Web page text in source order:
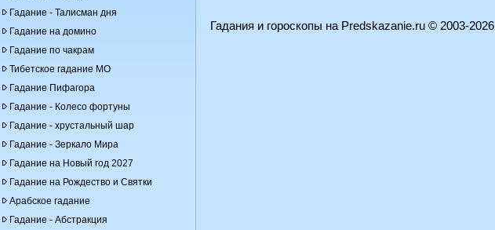
Гадание - Талисман дня
Гадание на домино
Гадание по чакрам
Тибетское гадание МО
Гадание Пифагора
Гадание - Колесо фортуны
Гадание - хрустальный шар
Гадание - Зеркало Мира
Гадание на Новый год 2027
Гадание на Рождество и Святки
Арабское гадание
Гадание - Абстракция
Гадания и гороскопы на Predskazanie.ru© 2003-2026